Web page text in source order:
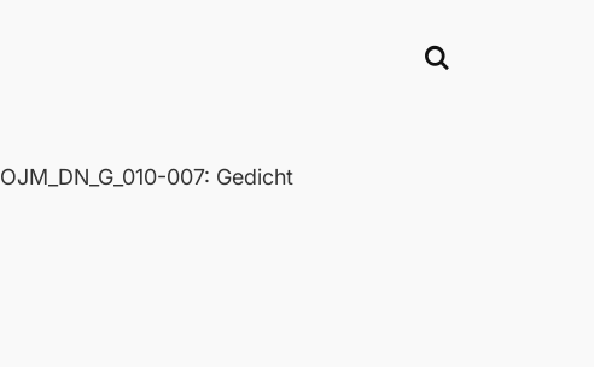
OJM_DN_G_010-007: Gedicht